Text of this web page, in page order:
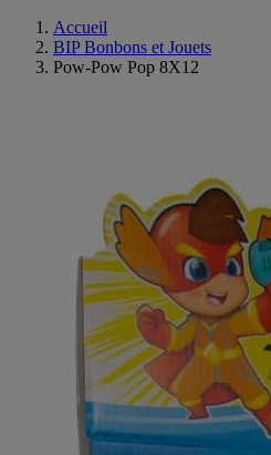
Accueil
BIP Bonbons et Jouets
Pow-Pow Pop 8X12